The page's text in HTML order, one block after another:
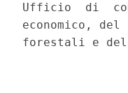
Ufficio  di
economico,